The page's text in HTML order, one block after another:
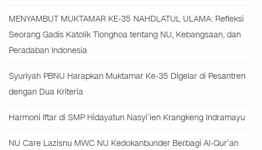
MENYAMBUT MUKTAMAR KE-35 NAHDLATUL ULAMA: Refleksi
Seorang Gadis Katolik Tionghoa tentang NU, Kebangsaan, dan
Peradaban Indonesia
Syuriyah PBNU Harapkan Muktamar Ke-35 Digelar di Pesantren
dengan Dua Kriteria
Harmoni Iftar di SMP Hidayatun Nasyi’ien Krangkeng Indramayu
NU Care Lazisnu MWC NU Kedokanbunder Berbagi Al-Qur’an